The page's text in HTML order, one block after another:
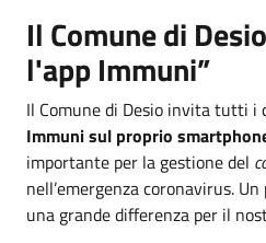
Il Comune di
l'app Immuni”
Il Comune di Desio invita tutti i
Immuni sul proprio
importante per la gestione del
nell’emergenza coronavirus.
una grande differenza per il